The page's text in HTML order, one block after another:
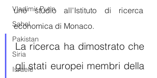
Vladimir Putin
Sahel
Pakistan
Siria
Israele
uno studio all'Istituto di ricerca
economica di Monaco.
La ricerca ha dimostrato che
gli stati europei membri della